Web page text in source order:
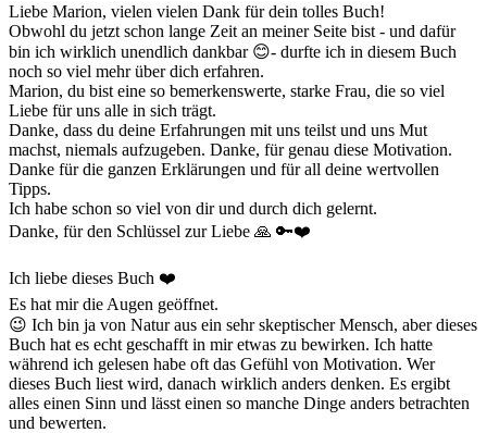
Liebe Marion, vielen vielen Dank für dein tolles Buch!
Obwohl du jetzt schon lange Zeit an meiner Seite bist - und dafür
bin ich wirklich unendlich dankbar 😊- durfte ich in diesem Buch
noch so viel mehr über dich erfahren.
Marion, du bist eine so bemerkenswerte, starke Frau, die so viel
Liebe für uns alle in sich trägt.
Danke, dass du deine Erfahrungen mit uns teilst und uns Mut
machst, niemals aufzugeben. Danke, für genau diese Motivation.
Danke für die ganzen Erklärungen und für all deine wertvollen
Tipps.
Ich habe schon so viel von dir und durch dich gelernt.
Danke, für den Schlüssel zur Liebe 🙏 🔑❤️
Ich liebe dieses Buch ❤️
Es hat mir die Augen geöffnet.
😉 Ich bin ja von Natur aus ein sehr skeptischer Mensch, aber dieses
Buch hat es echt geschafft in mir etwas zu bewirken. Ich hatte
während ich gelesen habe oft das Gefühl von Motivation. Wer
dieses Buch liest wird, danach wirklich anders denken. Es ergibt
alles einen Sinn und lässt einen so manche Dinge anders betrachten
und bewerten.